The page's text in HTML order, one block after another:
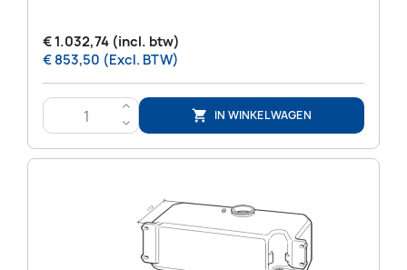
€ 1.032,74 (incl. btw)
€ 853,50 (Excl. BTW)
>
<
 IN WINKELWAGEN